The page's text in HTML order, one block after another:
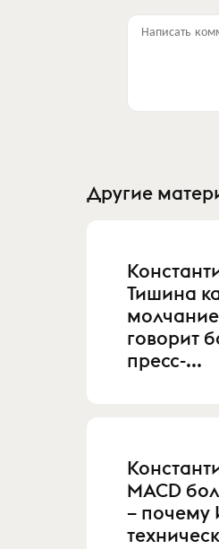
Написать
Другие
Тишина
говорит
пресс-...
MACD
– почему